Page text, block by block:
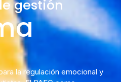
gestión
la regulación emocional y